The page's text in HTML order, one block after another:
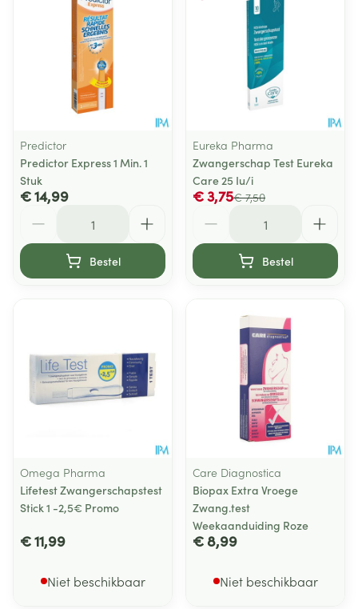
Predictor
Predictor Express 1 Min. 1
Stuk
€ 14,99
Bestel
Eureka Pharma
Zwangerschap Test Eureka
Care 25 Iu/i
€ 7,50
€ 3,75
Bestel
Omega Pharma
Lifetest Zwangerschapstest
Stick 1 -2,5€ Promo
€ 11,99
Niet beschikbaar
Care Diagnostica
Biopax Extra Vroege
Zwang.test
Weekaanduiding Roze
€ 8,99
Niet beschikbaar